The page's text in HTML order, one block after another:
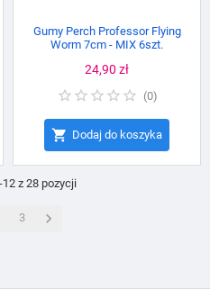
Gumy Perch Professor Flying
Worm 7cm - MIX 6szt.
Cena
24,90 zł
(0)
 Dodaj do koszyka
z 28 pozycji
3 